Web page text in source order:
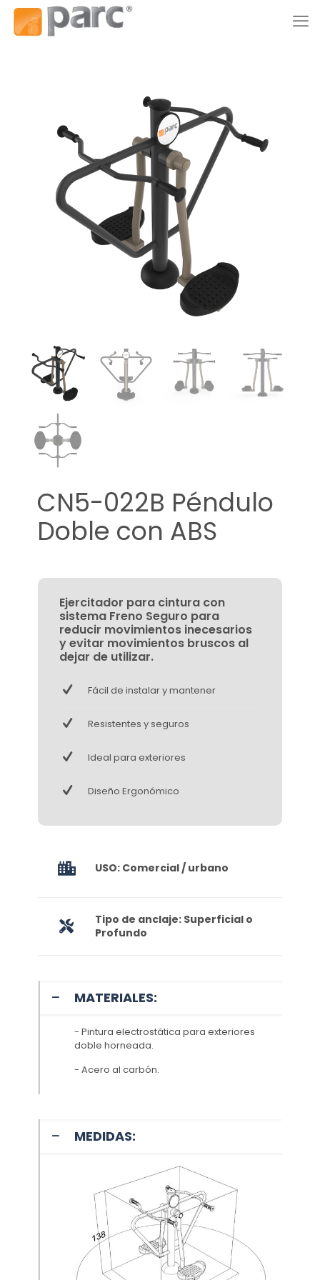
CN5-022B Péndulo
Doble con ABS
Ejercitador para cintura con
sistema Freno Seguro para
reducir movimientos inecesarios
y evitar movimientos bruscos al
dejar de utilizar.
Fácil de instalar y mantener
Resistentes y seguros
Ideal para exteriores
Diseño Ergonómico
USO: Comercial / urbano
Tipo de anclaje: Superficial o
Profundo
MATERIALES:
- Pintura electrostática para exteriores
doble horneada.
- Acero al carbón.
MEDIDAS: